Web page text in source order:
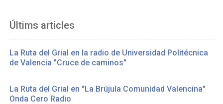
Últims articles
La Ruta del Grial en la radio de Universidad Politécnica
de Valencia "Cruce de caminos"
La Ruta del Grial en "La Brújula Comunidad Valencina"
Onda Cero Radio